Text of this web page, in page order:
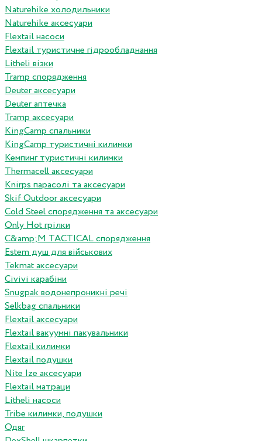
Naturehike холодильники
Naturehike аксесуари
Flextail насоси
Flextail туристичне гідрообладнання
Litheli візки
Tramp спорядження
Deuter аксесуари
Deuter аптечка
Tramp аксесуари
KingCamp спальники
KingCamp туристичні килимки
Кемпинг туристичні килимки
Thermacell аксесуари
Knirps парасолі та аксесуари
Skif Outdoor аксесуари
Cold Steel спорядження та аксесуари
Only Hot грілки
C&amp;M TACTICAL спорядження
Estem душ для військових
Tekmat аксесуари
Сivivi карабіни
Snugpak водонепроникні речі
Selkbag спальники
Flextail аксесуари
Flextail вакуумні пакувальники
Flextail килимки
Flextail подушки
Nite Ize аксесуари
Flextail матраци
Litheli насоси
Tribe килимки, подушки
Одяг